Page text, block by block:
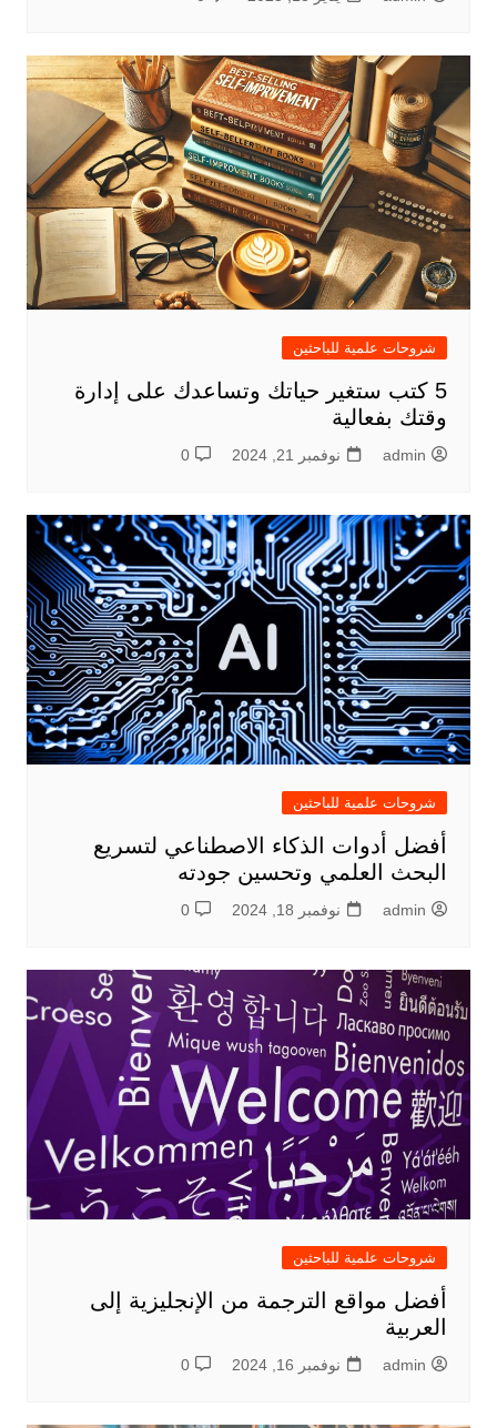
شروحات علمية للباحثين
5 كتب ستغير حياتك وتساعدك على إدارة
وقتك بفعالية
admin نوفمبر 21, 2024 0
شروحات علمية للباحثين
أفضل أدوات الذكاء الاصطناعي لتسريع
البحث العلمي وتحسين جودته
admin نوفمبر 18, 2024 0
شروحات علمية للباحثين
أفضل مواقع الترجمة من الإنجليزية إلى
العربية
admin نوفمبر 16, 2024 0